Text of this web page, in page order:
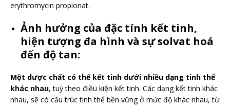
erythromycin propionat.
Ảnh hưởng của đặc tính kết tinh,
hiện tượng đa hình và sự solvat hoá
đến độ tan:
Một dược chất có thể kết tinh dưới nhiều dạng tinh thể
khác nhau, tuỳ theo điều kiện kết tinh. Các dạng kết tinh khác
nhau, sẽ có cấu trúc tinh thể bền vững ở mức độ khác nhau, từ